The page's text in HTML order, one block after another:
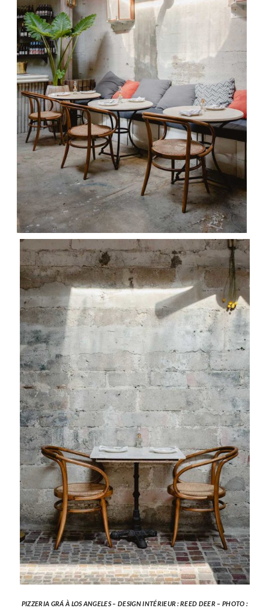
PIZZERIA GRÁ À LOS ANGELES – DESIGN INTÉRIEUR : REED DEER – PHOTO :